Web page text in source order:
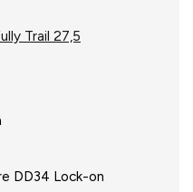
Trail 27,5
DD34 Lock-on